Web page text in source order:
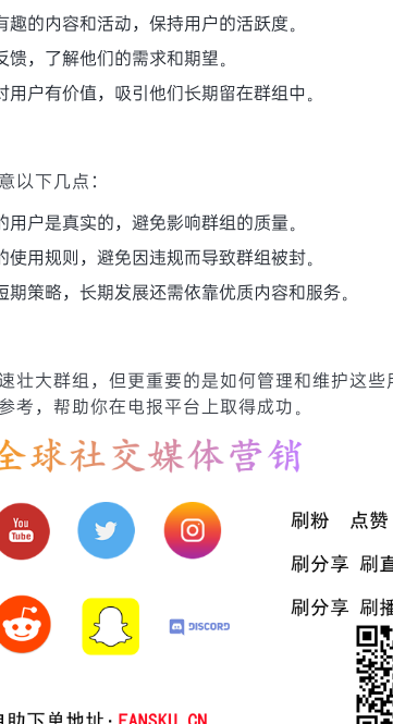
趣的内容和活动，保持用户的活跃度。
馈，了解他们的需求和期望。
用户有价值，吸引他们长期留在群组中。
以下几点：
用户是真实的，避免影响群组的质量。
使用规则，避免因违规而导致群组被封。
期策略，长期发展还需依靠优质内容和服务。
壮大群组，但更重要的是如何管理和维护这些
考，帮助你在电报平台上取得成功。